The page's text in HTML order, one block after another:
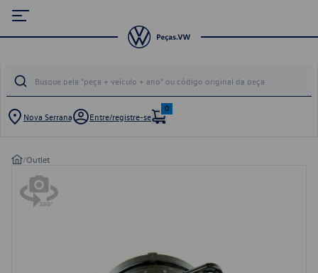
Nova Serrana Entre/registre-se
0
/Outlet